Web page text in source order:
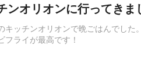
ンオリオンに行ってきま
キッチンオリオンで晩ごはんでした
フライが最高です！